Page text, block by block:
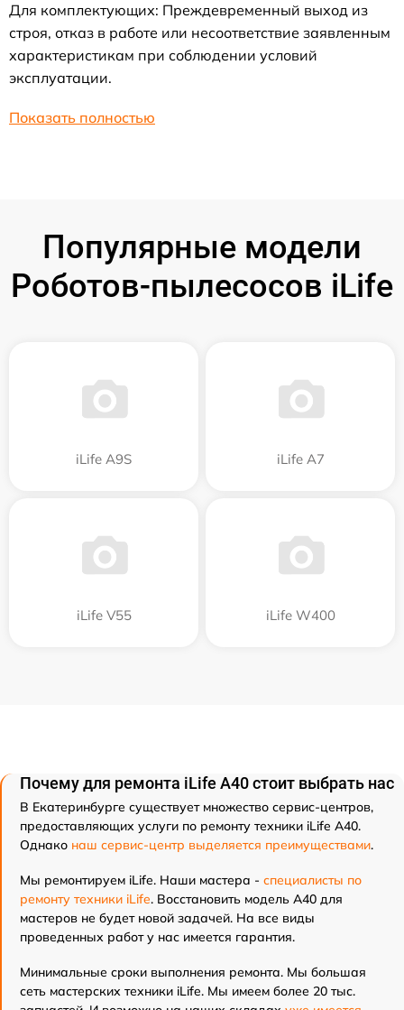
Для комплектующих: Преждевременный выход из
строя, отказ в работе или несоответствие заявленным
характеристикам при соблюдении условий
эксплуатации.
Показать полностью
Популярные модели
Роботов-пылесосов iLife
iLife A9S iLife A7
iLife V55 iLife W400
Почему для ремонта iLife A40 стоит выбрать нас
В Екатеринбурге существует множество сервис-центров,
предоставляющих услуги по ремонту техники iLife A40.
Однако наш сервис-центр выделяется преимуществами.
Мы ремонтируем iLife. Наши мастера - специалисты по
ремонту техники iLife. Восстановить модель A40 для
мастеров не будет новой задачей. На все виды
проведенных работ у нас имеется гарантия.
Минимальные сроки выполнения ремонта. Мы большая
сеть мастерских техники iLife. Мы имеем более 20 тыс.